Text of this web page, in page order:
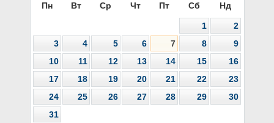
Пн Вт Ср Чт Пт Сб Нд
1
2
3
4 5 6 7 8
9
10
11 12 13 14 15
16
17
18 19 20 21 22
23
24
25 26 27 28 29
30
31